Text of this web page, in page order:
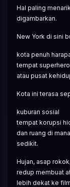
Hal paling
digambarkan.
New York di sini
kota penuh
tempat
atau pusat
Kota ini terasa
kuburan sosial
tempat korupsi
dan ruang di
sedikit.
Hujan, asap
redup membuat
lebih dekat ke